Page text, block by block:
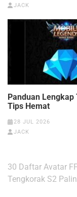
JACK
Panduan
Tips Hemat
28 JUL 2026
JACK
Navigasi
pos
30 Daftar Avatar
Tengkorak S2